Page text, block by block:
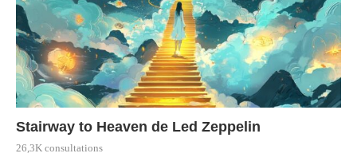
Stairway to Heaven de Led Zeppelin
26,3K consultations